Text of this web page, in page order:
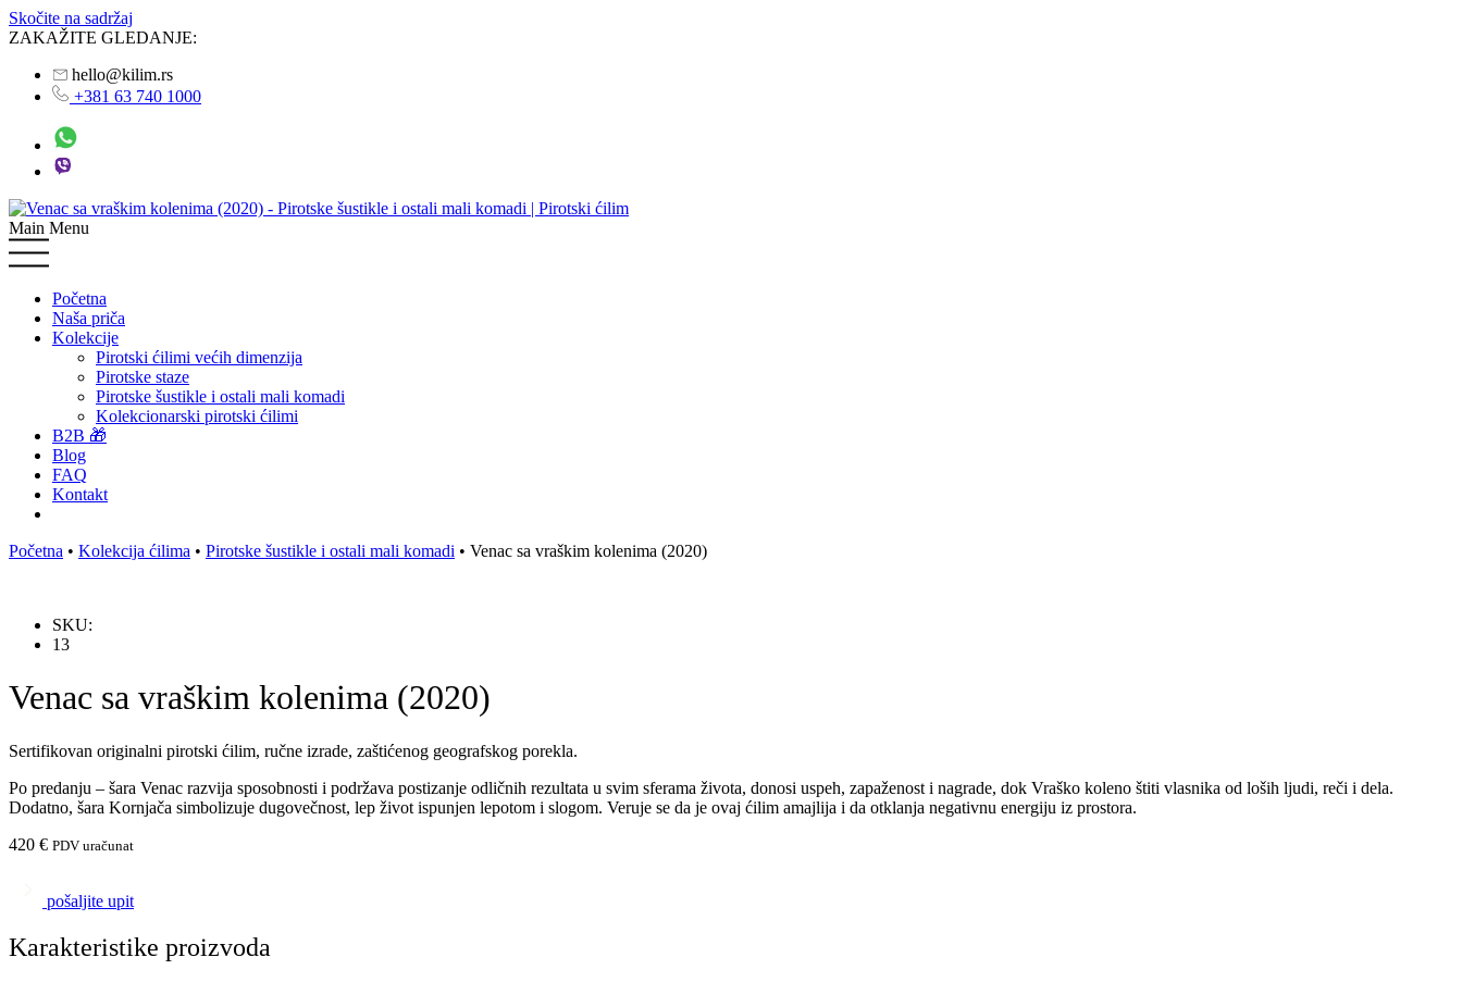
Skočite na sadržaj
ZAKAŽITE GLEDANJE:
hello@kilim.rs
+381 63 740 1000
Main Menu
Početna
Naša priča
Kolekcije
Pirotski ćilimi većih dimenzija
Pirotske staze
Pirotske šustikle i ostali mali komadi
Kolekcionarski pirotski ćilimi
B2B 🎁
Blog
FAQ
Kontakt
Početna • Kolekcija ćilima • Pirotske šustikle i ostali mali komadi • Venac sa vraškim kolenima (2020)
SKU:
13
Venac sa vraškim kolenima (2020)
Sertifikovan originalni pirotski ćilim, ručne izrade, zaštićenog geografskog porekla.
Po predanju – šara Venac razvija sposobnosti i podržava postizanje odličnih rezultata u svim sferama života, donosi uspeh, zapaženost i nagrade, dok Vraško koleno štiti vlasnika od loših ljudi, reči i dela.
Dodatno, šara Kornjača simbolizuje dugovečnost, lep život ispunjen lepotom i slogom. Veruje se da je ovaj ćilim amajlija i da otklanja negativnu energiju iz prostora.
420 € PDV uračunat
pošaljite upit
Karakteristike proizvoda